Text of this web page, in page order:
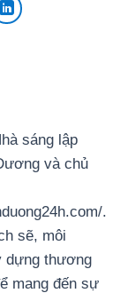
sáng lập
và chủ
.
sẽ, môi
dựng thương
mang đến sự